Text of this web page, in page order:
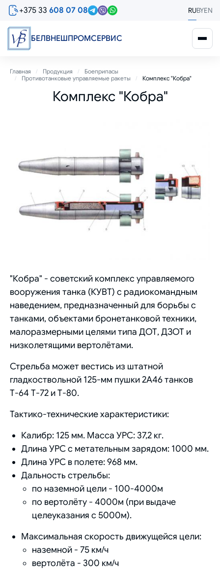
Перейти
содержанию
+375 33 608 07 08 RUBYEN
БЕЛВНЕШПРОМСЕРВИС
Строка
навигации
Главная Продукция
Боеприпасы
Противотанковые управляемые ракеты
Комплекс "Кобра"
Комплекс "Кобра"
"Кобра" - советский комплекс управляемого
вооружения танка (КУВТ) с радиокомандным
наведением, предназначенный для борьбы с
танками, объектами бронетанковой техники,
малоразмерными целями типа ДОТ, ДЗОТ и
низколетящими вертолётами.
Стрельба может вестись из штатной
гладкоствольной 125-мм пушки 2А46 танков
Т-64 Т-72 и Т-80.
Тактико-технические характеристики:
Калибр: 125 мм. Масса УРС: 37,2 кг.
Длина УРС с метательным зарядом: 1000 мм.
Длина УРС в полете: 968 мм.
Дальность стрельбы:
по наземной цели - 100-4000м
по вертолёту - 4000м (при выдаче
целеуказания с 5000м).
Максимальная скорость движущейся цели:
наземной - 75 км/ч
вертолёта - 300 км/ч